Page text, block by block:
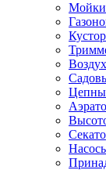
Мойки